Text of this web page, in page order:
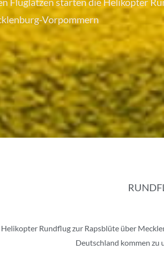
Vorpommern
Helikopter Rundflug zur Rapsblüte über
Deutschland kommen zu